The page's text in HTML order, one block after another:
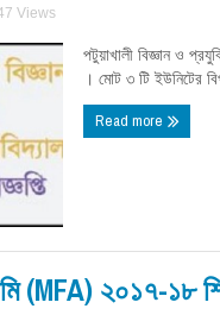
Views
পটুয়াখালী বিজ্ঞান ও
। মোট ৩ টি ইউনিটের
Read more
(MFA) ২০১৭-১৮